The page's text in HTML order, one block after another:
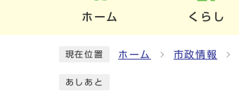
ホーム くらし
現在位置 ホーム 市政情報
あしあと